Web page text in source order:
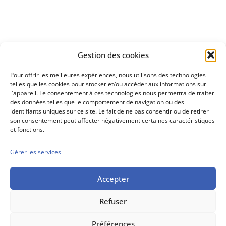
Gestion des cookies
Pour offrir les meilleures expériences, nous utilisons des technologies
telles que les cookies pour stocker et/ou accéder aux informations sur
l'appareil. Le consentement à ces technologies nous permettra de traiter
des données telles que le comportement de navigation ou des
identifiants uniques sur ce site. Le fait de ne pas consentir ou de retirer
son consentement peut affecter négativement certaines caractéristiques
et fonctions.
Gérer les services
Accepter
Refuser
Préférences
Découvrez
Conseils boursiers depuis 1952
Propos Utiles est
une publication
Conditions générales de vente